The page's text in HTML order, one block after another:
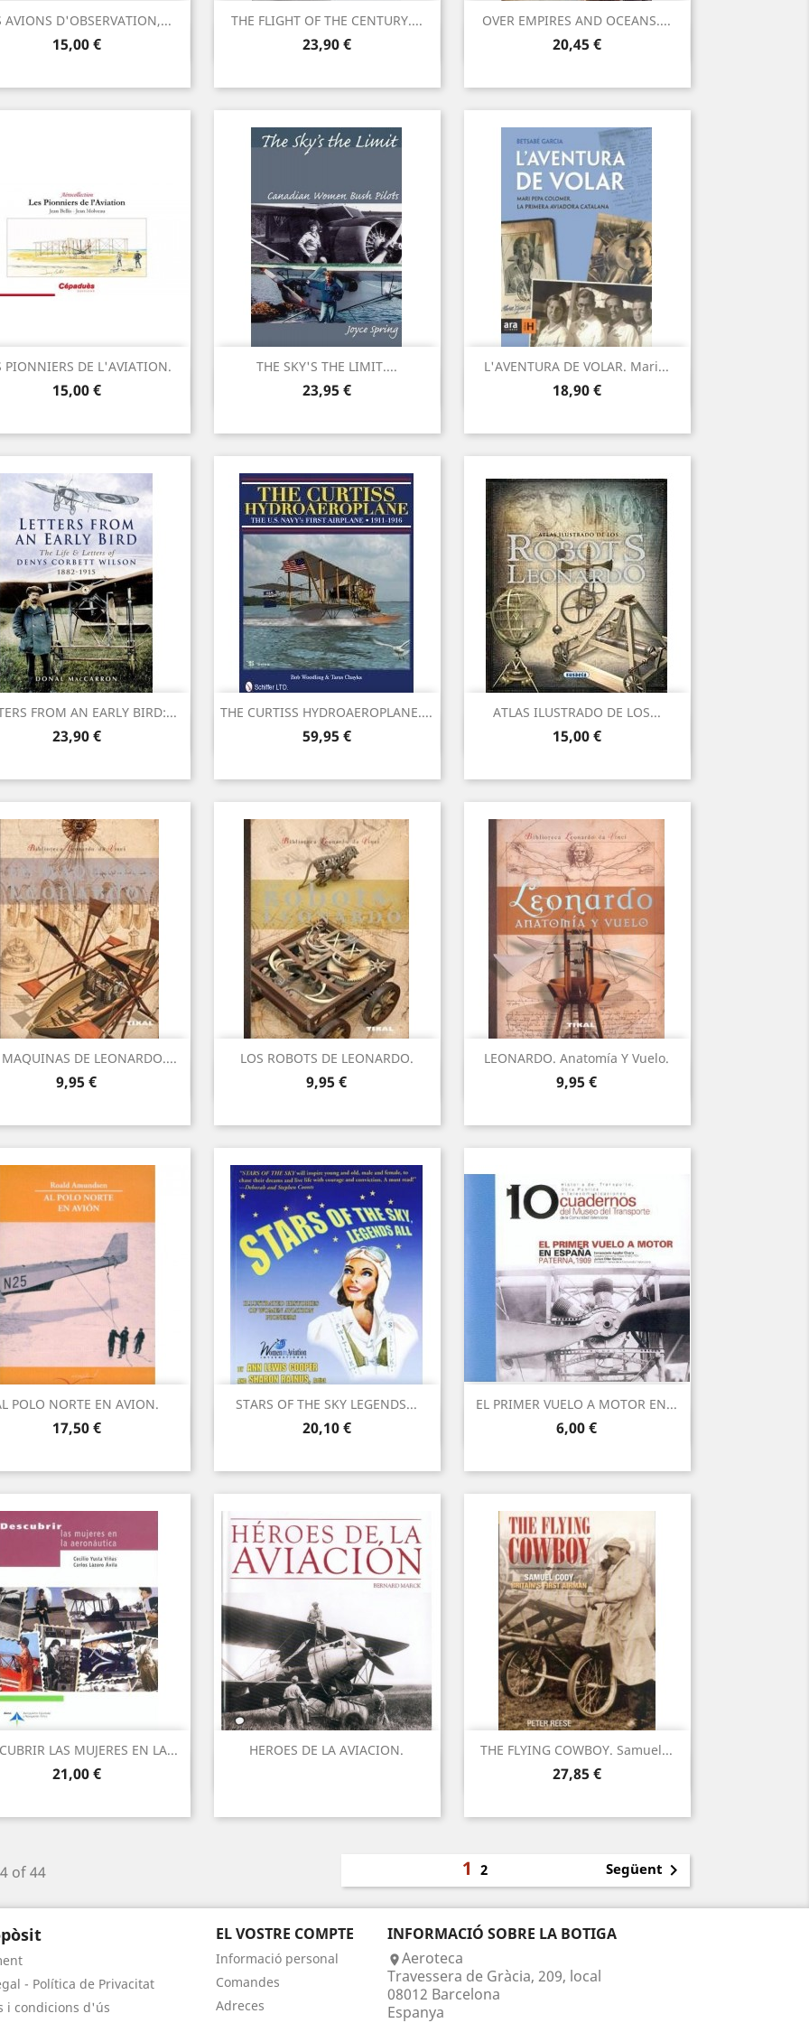
AVIONS D'OBSERVATION,...
Preu
15,00 €
Vista ràpida
THE FLIGHT OF THE CENTURY....
Preu
23,90 €
Vista ràpida
OVER EMPIRES AND OCEANS....
Preu
20,45 €
Vista ràpida
PIONNIERS DE L'AVIATION.
Preu
15,00 €
Vista ràpida
THE SKY'S THE LIMIT....
Preu
23,95 €
Vista ràpida
L'AVENTURA DE VOLAR. Mari...
Preu
18,90 €
Vista ràpida
FROM AN EARLY BIRD:...
Preu
23,90 €
Vista ràpida
THE CURTISS HYDROAEROPLANE....
Preu
59,95 €
Vista ràpida
ATLAS ILUSTRADO DE LOS...
Preu
15,00 €
Vista ràpida
DE LEONARDO....
Preu
9,95 €
Vista ràpida
LOS ROBOTS DE LEONARDO.
Preu
9,95 €
Vista ràpida
LEONARDO. Anatomía Y Vuelo.
Preu
9,95 €
Vista ràpida
POLO NORTE EN AVION.
Preu
17,50 €
Vista ràpida
STARS OF THE SKY LEGENDS...
Preu
20,10 €
Vista ràpida
EL PRIMER VUELO A MOTOR EN...
Preu
6,00 €
Vista ràpida
LAS MUJERES EN LA...
Preu
21,00 €
Vista ràpida
HEROES DE LA AVIACION. THE FLYING COWBOY. Samuel...
Preu
27,85 €
Vista ràpida
of 44 12 Següent 
- Política de Privacitat
i condicions d'ús
EL VOSTRE COMPTE
Informació personal
Comandes
Adreces
INFORMACIÓ SOBRE LA BOTIGA
Aeroteca
Travessera de Gràcia, 209, local
08012 Barcelona
Espanya